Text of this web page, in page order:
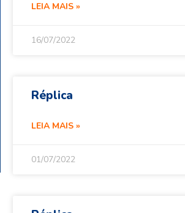
LEIA MAIS »
16/07/2022
Réplica
LEIA MAIS »
01/07/2022